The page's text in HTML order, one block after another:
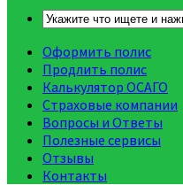
Оформить полис
Продлить полис
Калькулятор ОСАГО
Страховые компании
Вопросы и Ответы
Полезные сервисы
Отзывы
Контакты